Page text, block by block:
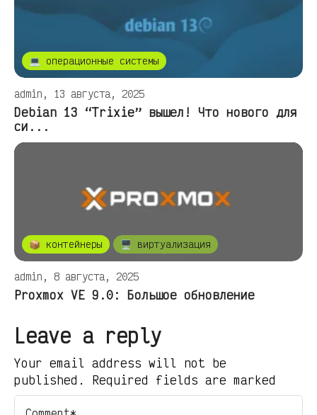
💻 операционные системы
admin, 13 августа, 2025
Debian 13 “Trixie” вышел! Что нового для
си...
📦 контейнеры 🖥️ виртуализация
admin, 8 августа, 2025
Proxmox VE 9.0: Большое обновление
Leave a reply
Your email address will not be
published. Required fields are marked